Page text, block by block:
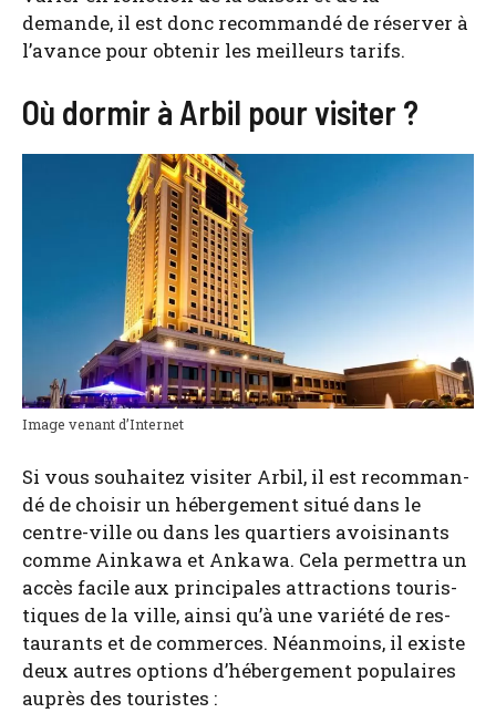
demande, il est donc recom­man­dé de réser­ver à
l’a­vance pour obte­nir les meilleurs tarifs.
Où dormir à Arbil pour visiter ?
Image venant d’In­ter­net
Si vous sou­hai­tez visi­ter Arbil, il est recom­man­
dé de choi­sir un héber­ge­ment situé dans le
centre-ville ou dans les quar­tiers avoi­si­nants
comme Ain­ka­wa et Anka­wa. Cela per­met­tra un
accès facile aux prin­ci­pales attrac­tions tou­ris­
tiques de la ville, ain­si qu’à une varié­té de res­
tau­rants et de com­merces. Néan­moins, il existe
deux autres options d’hé­ber­ge­ment popu­laires
auprès des tou­ristes :